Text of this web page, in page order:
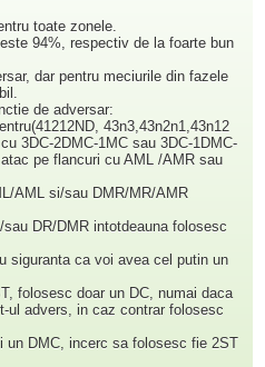
toate zonele.
94%, respectiv de la foarte bun
dar pentru meciurile din fazele
de adversar:
43n3,43n2n1,43n12
3DC-2DMC-1MC sau 3DC-1DMC-
pe flancuri cu AML /AMR sau
AML si/sau DMR/MR/AMR
DR/DMR intotdeauna folosesc
siguranta ca voi avea cel putin un
folosesc doar un DC, numai daca
ul advers, in caz contrar folosesc
un DMC, incerc sa folosesc fie 2ST